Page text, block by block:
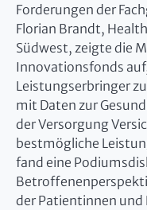
Forderungen der
Florian Brandt,
Südwest, zeigte die
Innovationsfonds
Leistungserbringer
mit Daten zur
der Versorgung
bestmögliche
fand eine
der Patientinnen und